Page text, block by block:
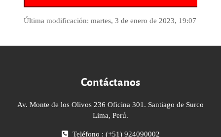
Última modificación: martes, 3 de enero de 2023, 19:07
Contáctanos
Av. Monte de los Olivos 236 Oficina 301. Santiago de Surco
Lima, Perú.
Teléfono : (+51) 924090002